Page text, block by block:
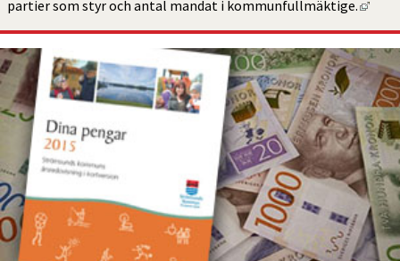
partier som styr och antal mandat i kommunfull­mäktige.